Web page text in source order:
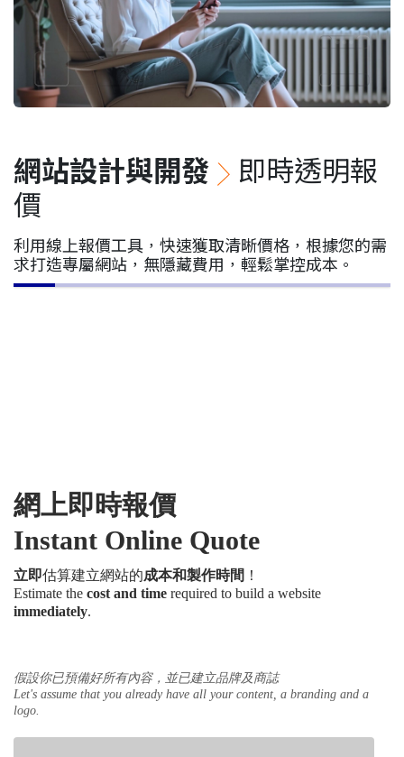
網站設計與開發
即時透明報
價
利用線上報價工具，快速獲取清晰價格，根據您的需
求打造專屬網站，無隱藏費用，輕鬆掌控成本。